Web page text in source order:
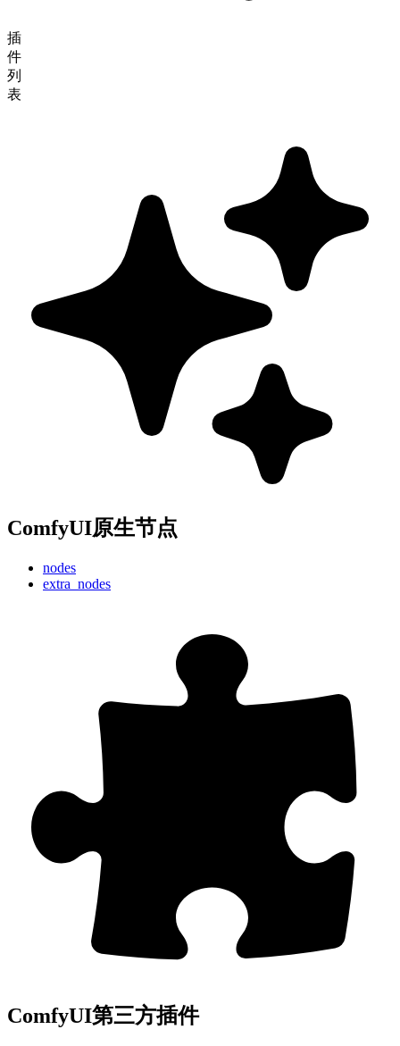
插
件
列
表
ComfyUI原生节点
nodes
extra_nodes
ComfyUI第三方插件